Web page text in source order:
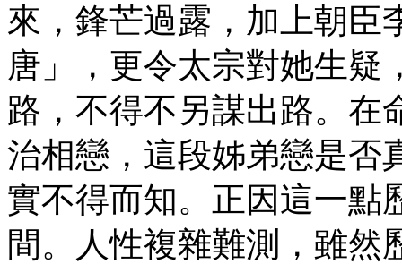
來，鋒芒過露，加上朝臣
唐」，更令太宗對她生疑
路，不得不另謀出路。在
治相戀，這段姊弟戀是否
實不得而知。正因這一點
間。人性複雜難測，雖然